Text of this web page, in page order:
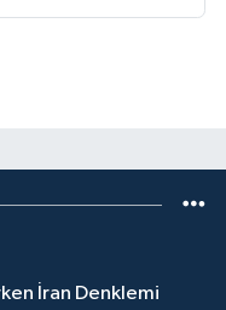
İran Denklemi